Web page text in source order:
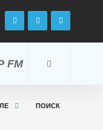
FM
ПОИСК